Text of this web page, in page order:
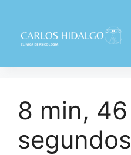
8 min, 46
segundos